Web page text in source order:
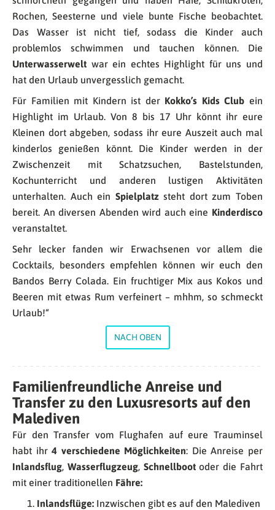
Rochen, Seesterne und viele bunte Fische beobachtet.
Das Wasser ist nicht tief, sodass die Kinder auch
problemlos schwimmen und tauchen können. Die
Unterwasserwelt war ein echtes Highlight für uns und
hat den Urlaub unvergesslich gemacht.
Für Familien mit Kindern ist der Kokko’s Kids Club ein
Highlight im Urlaub. Von 8 bis 17 Uhr könnt ihr eure
Kleinen dort abgeben, sodass ihr eure Auszeit auch mal
kinderlos genießen könnt. Die Kinder werden in der
Zwischenzeit mit Schatzsuchen, Bastelstunden,
Kochunterricht und anderen lustigen Aktivitäten
unterhalten. Auch ein Spielplatzsteht dort zum Toben
bereit. An diversen Abenden wird auch eine Kinderdisco
veranstaltet.
Sehr lecker fanden wir Erwachsenen vor allem die
Cocktails, besonders empfehlen können wir euch den
Bandos Berry Colada. Ein fruchtiger Mix aus Kokos und
Beeren mit etwas Rum verfeinert – mhhm, so schmeckt
Urlaub!“
NACH OBEN
Familienfreundliche Anreise und
Transfer zu den Luxusresorts auf den
Malediven
Für den Transfer vom Flughafen auf eure Trauminsel
habt ihr4 verschiedene Möglichkeiten: Die Anreise per
Inlandsflug, Wasserflugzeug, Schnellbootoder die Fahrt
mit einer traditionellen Fähre:
Inlandsflüge: Inzwischen gibt es auf den Malediven